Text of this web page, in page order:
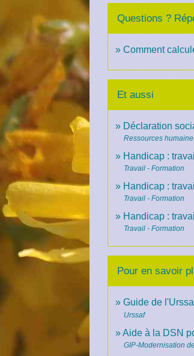
Questions ?
Comment
Et aussi
Déclaration
Ressources
Handicap :
Travail - Formation
Handicap :
Travail - Formation
Handicap :
Travail - Formation
Pour en savoir
Guide de
Urssaf
Aide à la DSN
GIP-Modernisation